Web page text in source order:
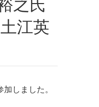
江英
しました。